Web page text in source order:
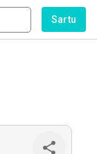
Sartu